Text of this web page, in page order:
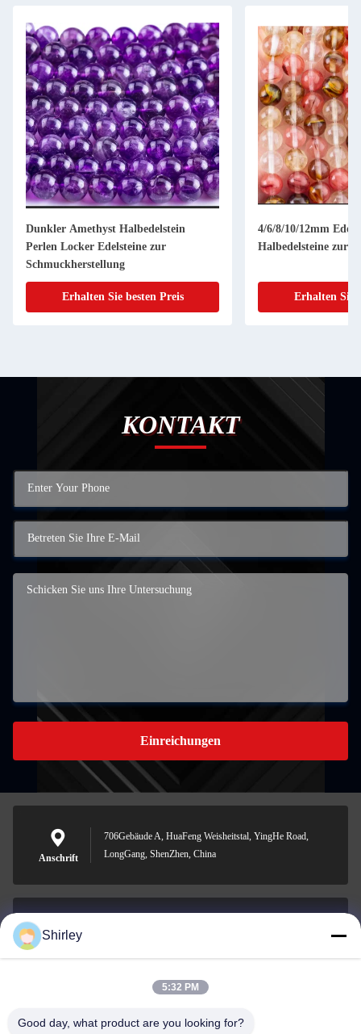
Dunkler Amethyst Halbedelstein
Perlen Locker Edelsteine zur
Schmuckherstellung
Erhalten Sie besten Preis
4/6/8/10/12mm
Halbedelsteine zur
Erhalten Sie
KONTAKT
Einreichungen
Anschrift
706Gebäude A, HuaFeng Weisheitstal, YingHe Road,
LongGang, ShenZhen, China
E-Mail-Adresse
0086-18148506772
Shirley
5:32 PM
Good day, what product are you looking for?